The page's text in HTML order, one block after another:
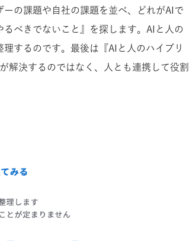
ーの課題や自社の課題を並べ、どれがAIで
べきでないこと』を探します。AIと人の
するのです。最後は『AIと人のハイブリ
解決するのではなく、人とも連携して役割